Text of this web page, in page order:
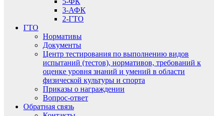
3-АФК
2-ГТО
ГТО
Нормативы
Документы
Центр тестирования по выполнению видов
испытаний (тестов), нормативов, требований к
оценке уровня знаний и умений в области
физической культуры и спорта
Приказы о награждении
Вопрос-ответ
Обратная связь